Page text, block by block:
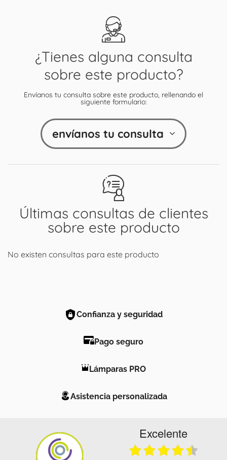
Últimas consultas de clientes
sobre este producto
No existen consultas para este producto
¿Tienes alguna consulta
sobre este producto?
Envíanos tu consulta sobre este producto, rellenando el
siguiente formulario:
envíanos tu consulta
Confianza y seguridad
Pago seguro
Lámparas PRO
Asistencia personalizada
Excelente